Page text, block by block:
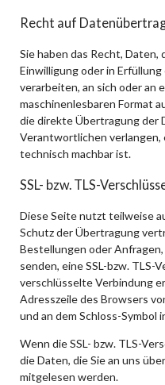
Recht auf
Sie haben das Recht,
Einwilligung oder in
verarbeiten, an sich oder an
maschinenlesbaren Format
die direkte Übertragung der
Verantwortlichen
technisch machbar ist.
SSL- bzw. TLS-
Diese Seite nutzt teilweise
Schutz der Übertragung
Bestellungen oder
senden, eine SSL-bzw. TLS-
verschlüsselte Verbindung
Adresszeile des Browsers
und an dem Schloss-Symbol
Wenn die SSL- bzw. TLS-
die Daten, die Sie an uns
mitgelesen werden.